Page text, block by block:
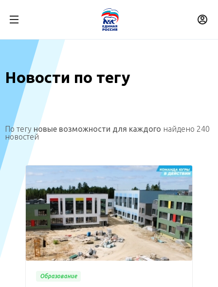
Новости по тегу
По тегу новые возможности для каждого найдено 240
новостей
Образование